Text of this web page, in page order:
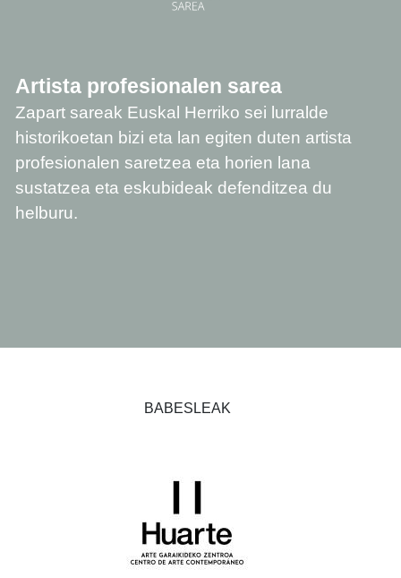
Artista profesionalen sarea
Zapart sareak Euskal Herriko sei lurralde
historikoetan bizi eta lan egiten duten artista
profesionalen saretzea eta horien lana
sustatzea eta eskubideak defenditzea du
helburu.
BABESLEAK